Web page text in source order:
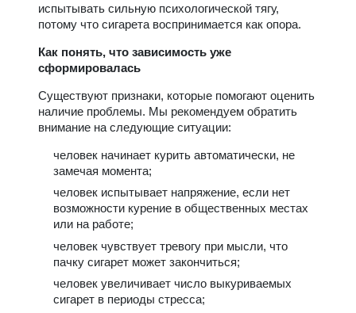
испытывать сильную психологической тягу,
потому что сигарета воспринимается как опора.
Как понять, что зависимость уже
сформировалась
Существуют признаки, которые помогают оценить
наличие проблемы. Мы рекомендуем обратить
внимание на следующие ситуации:
человек начинает курить автоматически, не
замечая момента;
человек испытывает напряжение, если нет
возможности курение в общественных местах
или на работе;
человек чувствует тревогу при мысли, что
пачку сигарет может закончиться;
человек увеличивает число выкуриваемых
сигарет в периоды стресса;